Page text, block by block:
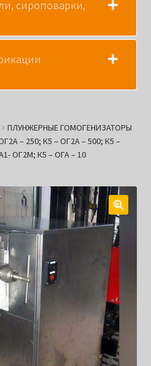
сироповарки,
ПЛУНЖЕРНЫЕ ГОМОГЕНИЗАТОРЫ
– 250; К5 – ОГ2А – 500; К5 –
ОГ2М; К5 – ОГА – 10